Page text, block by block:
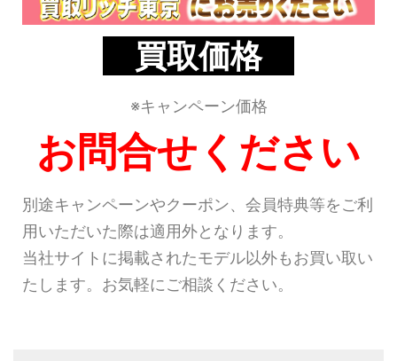
買取価格
※キャンペーン価格
お問合せください
別途キャンペーンやクーポン、会員特典等をご利
用いただいた際は適用外となります。
当社サイトに掲載されたモデル以外もお買い取い
たします。お気軽にご相談ください。